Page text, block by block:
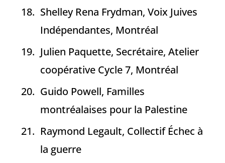
Shelley Rena Frydman, Voix Juives
Indépendantes, Montréal
Julien Paquette, Secrétaire, Atelier
coopérative Cycle 7, Montréal
Guido Powell, Familles
montréalaises pour la Palestine
Raymond Legault, Collectif Échec à
la guerre